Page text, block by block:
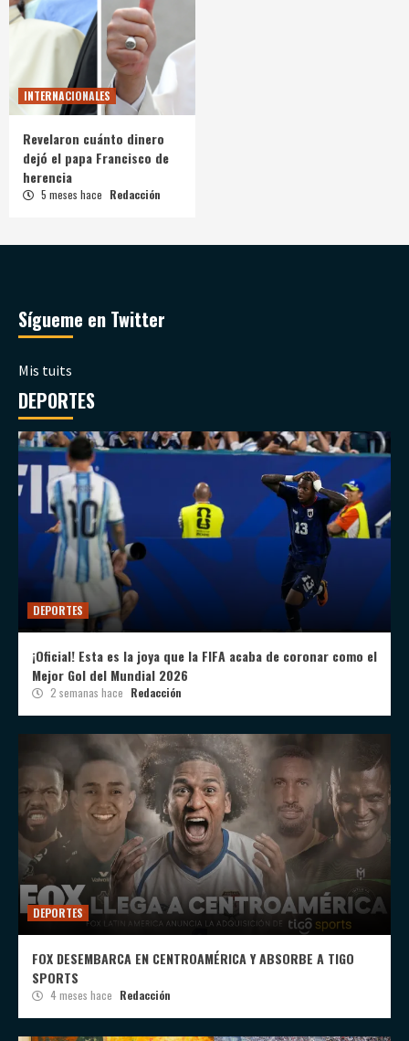
INTERNACIONALES
Revelaron cuánto dinero
dejó el papa Francisco de
herencia
5 meses hace Redacción
Sígueme en Twitter
Mis tuits
DEPORTES
DEPORTES
¡Oficial! Esta es la joya que la FIFA acaba de coronar como el
Mejor Gol del Mundial 2026
2 semanas hace Redacción
DEPORTES
FOX DESEMBARCA EN CENTROAMÉRICA Y ABSORBE A TIGO
SPORTS
4 meses hace Redacción